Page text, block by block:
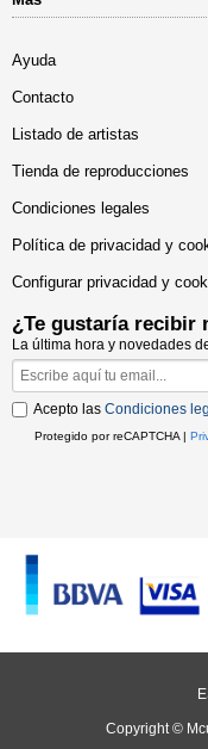
Ayuda
Contacto
Listado de artistas
Tienda de reproducciones
Condiciones legales
Política de privacidad y
Configurar privacidad y
¿Te gustaría recibir
La última hora y novedades
Acepto las Condiciones
Protegido por reCAPTCHA |
Copyright ©